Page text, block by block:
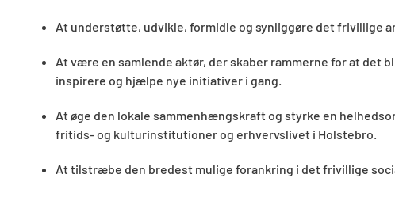
At understøtte, udvikle, formidle og synliggøre det frivillige
At være en samlende aktør, der skaber rammerne for at
inspirere og hjælpe nye initiativer i gang.
At øge den lokale sammenhængskraft og styrke en
fritids- og kulturinstitutioner og erhvervslivet i Holstebro.
At tilstræbe den bredest mulige forankring i det frivillige